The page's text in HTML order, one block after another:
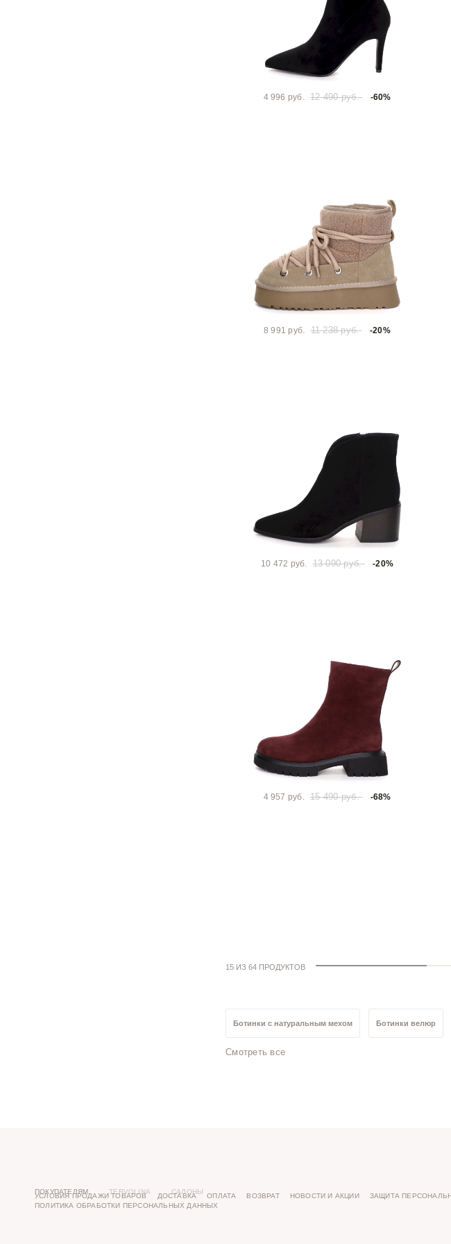
4 996 руб. 12 490 руб. -60%
8 991 руб. 11 238 руб. -20%
10 472 руб. 13 090 руб. -20%
4 957 руб. 15 490 руб. -68%
15 ИЗ 64 ПРОДУКТОВ
Ботинки с натуральным мехом Ботинки велюр
Смотреть все
ПОКУПАТЕЛЯМ
УСЛОВИЯ ПРОДАЖИ ТОВАРОВ ДОСТАВКА ОПЛАТА ВОЗВРАТ НОВОСТИ И АКЦИИ ЗАЩИТА
ПОЛИТИКА ОБРАБОТКИ ПЕРСОНАЛЬНЫХ ДАННЫХ
TERVOLINA САЛОНЫ